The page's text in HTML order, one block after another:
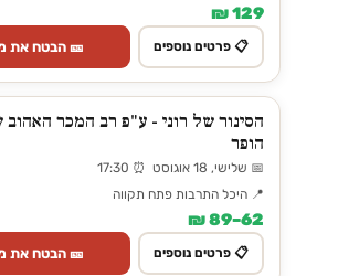
129 ₪
📋 פרטים נוספים 🎫 הבטח את
הסינור של רוני - ע"פ רב המכר האהוב
הופר
📅 שלישי, 18 אוגוסט ⏰ 17:30
📍 היכל התרבות פתח תקווה
62–89 ₪
📋 פרטים נוספים 🎫 הבטח את